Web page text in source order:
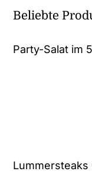
Beliebte
Party-Salat im
Lummersteaks